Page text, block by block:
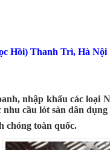
Hồi) Thanh Trì, Hà Nội
nhập khẩu các loại
cầu lót sàn dân dụng
chóng toàn quốc.